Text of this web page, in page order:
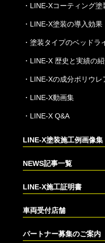
・ LINE-Xコーティング塗
・ LINE-X塗装の導入効果
・ 塗装タイプのベッドラ
・ LINE-X 歴史と実績の
・ LINE-Xの成分ポリウレ
・ LINE-X動画集
・ LINE-X Q&A
LINE-X塗装施工例画像集
NEWS記事一覧
LINE-X施工証明書
車両受付店舗
パートナー募集のご案内